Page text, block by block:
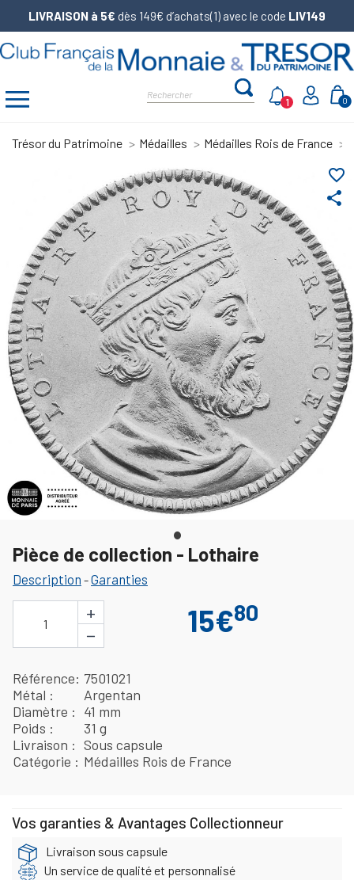
LIVRAISON à 5€ dès 149€ d’achats(1) avec le code LIV149
0
1
Trésor du Patrimoine Médailles Médailles Rois de France
share
favorite_border
Pièce de collection - Lothaire
Description -Garanties
1
+
−
15€80
Référence 7501021
Métal
Argentan
Diamètre
41 mm
Poids
31 g
Livraison
Sous capsule
Catégorie
Médailles Rois de France
Vos garanties & Avantages Collectionneur
Livraison sous capsule
Un service de qualité et personnalisé